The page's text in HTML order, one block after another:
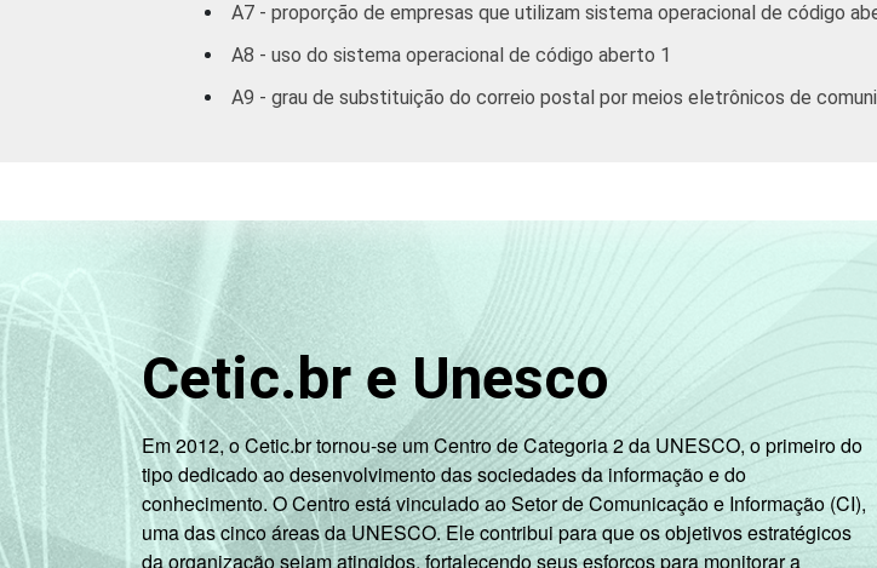
A7 - proporção de empresas que utilizam sistema operacional de código
A8 - uso do sistema operacional de código aberto 1
A9 - grau de substituição do correio postal por meios eletrônicos de
Cetic.br e Unesco
Em 2012, o Cetic.br tornou-se um Centro de Categoria 2 da UNESCO, o primeiro do
tipo dedicado ao desenvolvimento das sociedades da informação e do
conhecimento. O Centro está vinculado ao Setor de Comunicação e Informação (CI),
uma das cinco áreas da UNESCO. Ele contribui para que os objetivos estratégicos
da organização sejam atingidos, fortalecendo seus esforços para monitorar a